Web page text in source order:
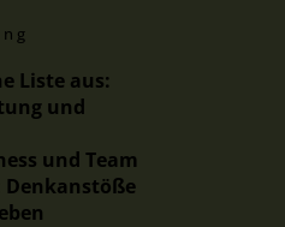
Liste aus:
und
und Team
Denkanstöße